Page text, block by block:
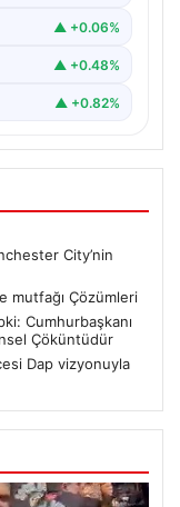
▲ +0.06%
▲ +0.48%
▲ +0.82%
City’nin
mutfağı Çözümleri
Cumhurbaşkanı
Çöküntüdür
Dap vizyonuyla